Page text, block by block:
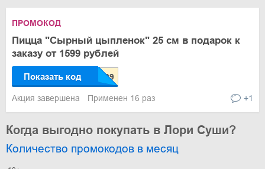
ПРОМОКОД
Пицца "Сырный цыпленок" 25 см в подарок к
заказу от 1599 рублей
Показать код
Акция завершена Применен 16 раз +1
Когда выгодно покупать в Лори Суши?
Количество промокодов в месяц